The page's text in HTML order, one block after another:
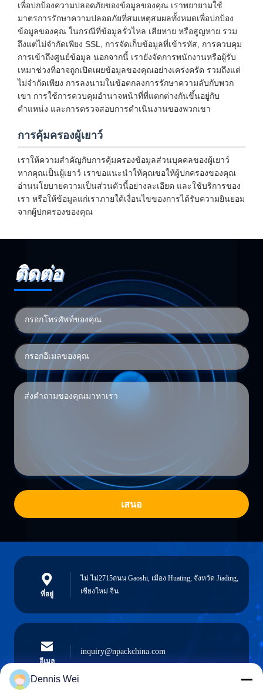
เพื่อปกป้องความปลอดภัยของข้อมูลของคุณ เราพยายามใช้
มาตรการรักษาความปลอดภัยที่สมเหตุสมผลทั้งหมดเพื่อปกป้อง
ข้อมูลของคุณ ในกรณีที่ข้อมูลรั่วไหล เสียหาย หรือสูญหาย รวม
ถึงแต่ไม่จำกัดเพียง SSL, การจัดเก็บข้อมูลที่เข้ารหัส, การควบคุม
การเข้าถึงศูนย์ข้อมูล นอกจากนี้ เรายังจัดการพนักงานหรือผู้รับ
เหมาช่วงที่อาจถูกเปิดเผยข้อมูลของคุณอย่างเคร่งครัด รวมถึงแต่
ไม่จำกัดเพียง การลงนามในข้อตกลงการรักษาความลับกับพวก
เขา การใช้การควบคุมอำนาจหน้าที่ที่แตกต่างกันขึ้นอยู่กับ
ตำแหน่ง และการตรวจสอบการดำเนินงานของพวกเขา
การคุ้มครองผู้เยาว์
เราให้ความสำคัญกับการคุ้มครองข้อมูลส่วนบุคคลของผู้เยาว์
หากคุณเป็นผู้เยาว์ เราขอแนะนำให้คุณขอให้ผู้ปกครองของคุณ
อ่านนโยบายความเป็นส่วนตัวนี้อย่างละเอียด และใช้บริการของ
เรา หรือให้ข้อมูลแก่เราภายใต้เงื่อนไขของการได้รับความยินยอม
จากผู้ปกครองของคุณ
ติดต่อ
เสนอ
ที่อยู่
ไม่ ไม่2715ถนน Gaoshi, เมือง Huating, จังหวัด Jiading,
เชียงใหม่ จีน
อีเมล
inquiry@npackchina.com
Dennis Wei